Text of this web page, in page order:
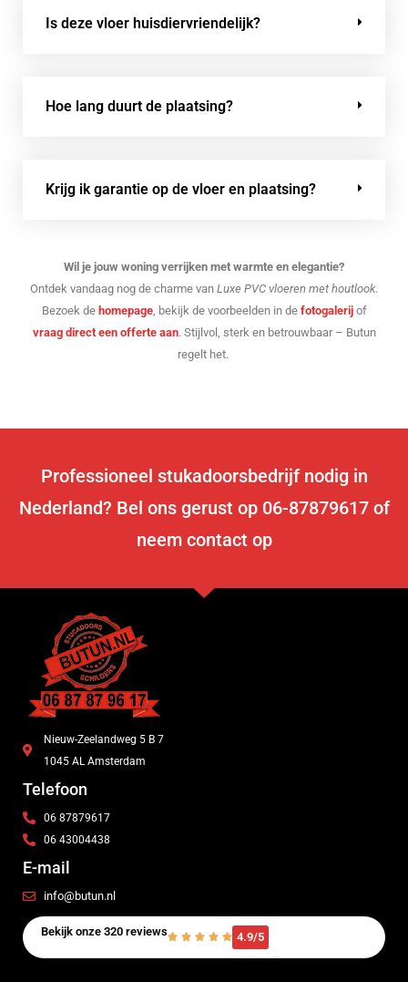
Is deze vloer huisdiervriendelijk?
Hoe lang duurt de plaatsing?
Krijg ik garantie op de vloer en plaatsing?
Wil je jouw woning verrijken met warmte en elegantie?
Ontdek vandaag nog de charme van Luxe PVC vloeren met houtlook.
Bezoek dehomepage, bekijk de voorbeelden in defotogalerijof
vraag direct een offerte aan. Stijlvol, sterk en betrouwbaar – Butun
regelt het.
Professioneel stukadoorsbedrijf nodig in
Nederland? Bel ons gerust op 06-87879617 of
neem contact op
Nieuw-Zeelandweg 5 B 7
1045 AL Amsterdam
Telefoon
06 87879617
06 43004438
E-mail
info@butun.nl
Bekijk onze 320 reviews 4.9/5